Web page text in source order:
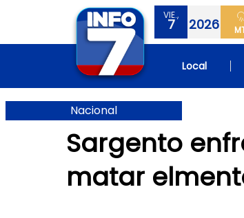
VIE.,
7 2026
Local
Nacional
Sargento
matar